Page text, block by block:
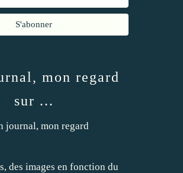
mon regard
sur ...
des images en fonction du